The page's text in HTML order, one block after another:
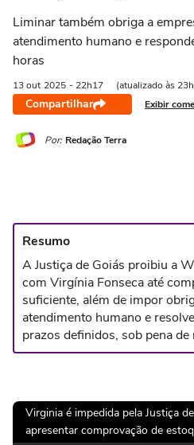
Liminar também obriga a
atendimento humano e
horas
13 out 2025 - 22h17 (atualizado às
Compartilhar Exibir
Por: Redação Terra
Resumo
A Justiça de Goiás proibiu a
com Virgínia Fonseca até
suficiente, além de impor
atendimento humano e
prazos definidos, sob pena de
Virginia é impedida pela Justiça
apresentar comprovação de